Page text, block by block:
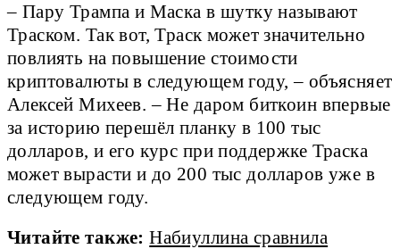
– Пару Трампа и Маска в шутку называют
Траском. Так вот, Траск может значительно
повлиять на повышение стоимости
криптовалюты в следующем году, – объясняет
Алексей Михеев. – Не даром биткоин впервые
за историю перешёл планку в 100 тыс
долларов, и его курс при поддержке Траска
может вырасти и до 200 тыс долларов уже в
следующем году.
Читайте также: Набиуллина сравнила